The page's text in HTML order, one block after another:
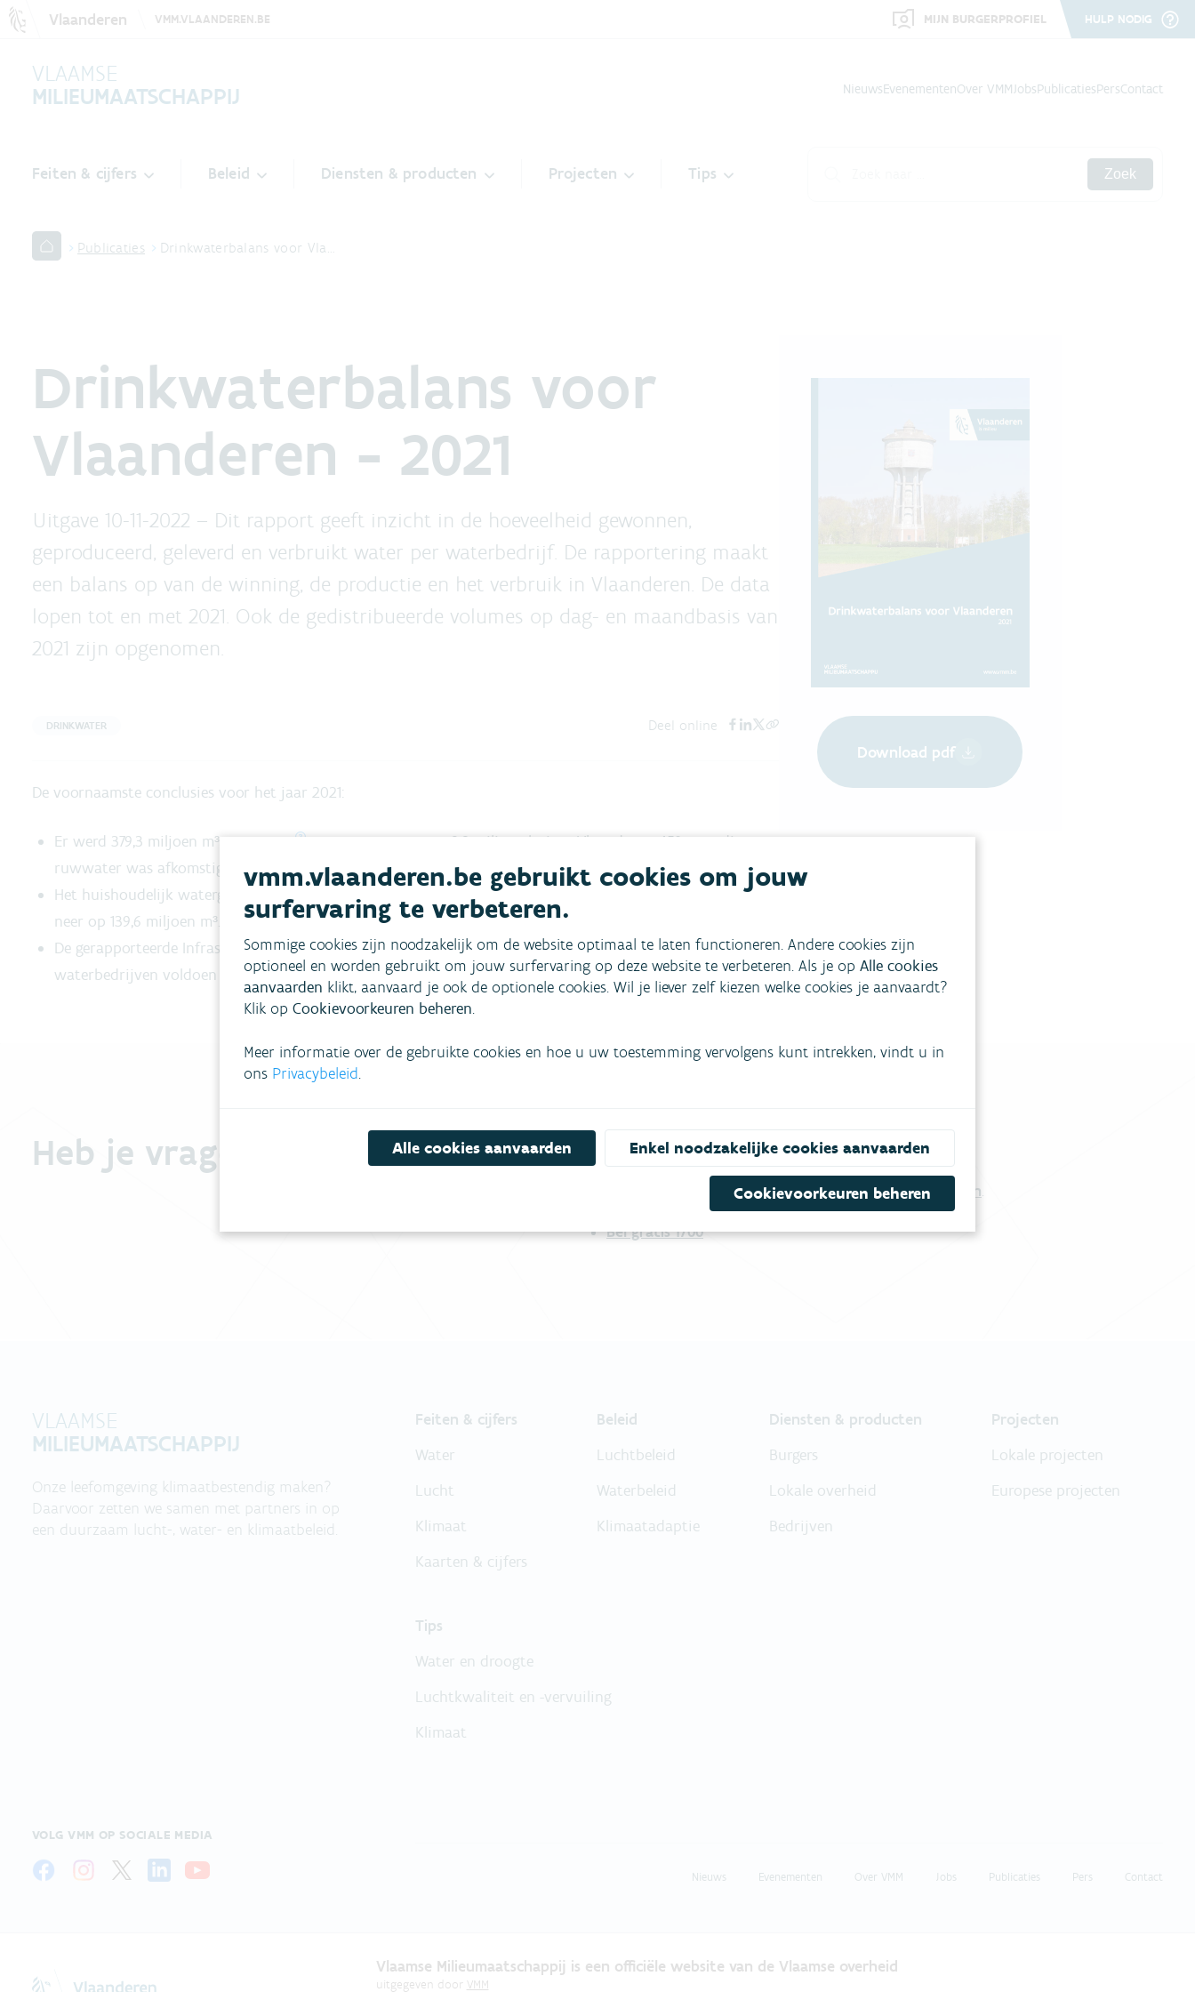
Vlaanderen VMM.VLAANDEREN.BE MIJN BURGERPROFIEL HULP NODIG
VLAAMSE
MILIEUMAATSCHAPPIJ
NieuwsEvenementenOver VMMJobsPublicatiesPersContact
Feiten & cijfers Beleid Diensten & producten Projecten Tips Zoek
Publicaties Drinkwaterbalans voor Vla…
Drinkwaterbalans voor
Vlaanderen - 2021
Uitgave 10-11-2022 – Dit rapport geeft inzicht in de hoeveelheid gewonnen,
geproduceerd, geleverd en verbruikt water per waterbedrijf. De rapportering maakt
een balans op van de winning, de productie en het verbruik in Vlaanderen. De data
lopen tot en met 2021. Ook de gedistribueerde volumes op dag- en maandbasis van
2021 zijn opgenomen.
DRINKWATER Deel online
De voornaamste conclusies voor het jaar 2021:
Er werd 379,3 miljoen m³
gewonnen, waarvan 9,8 miljoen buiten Vlaanderen. 45% van dit
ruwwater was afkomstig van grondwater en 55% van oppervlaktewater.
Het huishoudelijk watergebruik bedraagt 212,0 miljoen m³. Het niet-huishoudelijk waterverbruik kwam
neer op 139,6 miljoen m³. Deze cijfers liggen in de dezelfde grootteorde als voorgaande jaren.
De gerapporteerde Infrastructure Leakage Index (ILI) is bij elk waterbedrijf lager dan in 2020. 2 van de 6
waterbedrijven voldoen aan het streefdoel van de Blue deal (lager dan 0,5).
Download pdf
Heb je vragen? Bekijk het overzicht van meestgestelde vragen.
Niet gevonden wat je zocht? Vul ons contactformulier in.
Bel gratis 1700
VLAAMSE
MILIEUMAATSCHAPPIJ
Onze leefomgeving klimaatbestendig maken?
Daarvoor zetten we samen met partners in op
een duurzaam lucht-, water- en klimaatbeleid.
VOLG VMM OP SOCIALE MEDIA
Feiten & cijfers
Water
Lucht
Klimaat
Kaarten & cijfers
Beleid
Luchtbeleid
Waterbeleid
Klimaatadaptie
Diensten & producten
Burgers
Lokale overheid
Bedrijven
Projecten
Lokale projecten
Europese projecten
Tips
Water en droogte
Luchtkwaliteit en -vervuiling
Klimaat
Nieuws Evenementen Over VMM Jobs Publicaties Pers Contact
Vlaamse Milieumaatschappij is een officiële website van de Vlaamse overheid
uitgegeven door VMM
vmm.vlaanderen.be gebruikt cookies om jouw
surfervaring te verbeteren.
Sommige cookies zijn noodzakelijk om de website optimaal te laten functioneren. Andere cookies zijn
optioneel en worden gebruikt om jouw surfervaring op deze website te verbeteren. Als je op Alle cookies
aanvaarden klikt, aanvaard je ook de optionele cookies. Wil je liever zelf kiezen welke cookies je aanvaardt?
Klik op Cookievoorkeuren beheren.
Meer informatie over de gebruikte cookies en hoe u uw toestemming vervolgens kunt intrekken, vindt u in
ons Privacybeleid.
Alle cookies aanvaarden Enkel noodzakelijke cookies aanvaarden
Cookievoorkeuren beheren